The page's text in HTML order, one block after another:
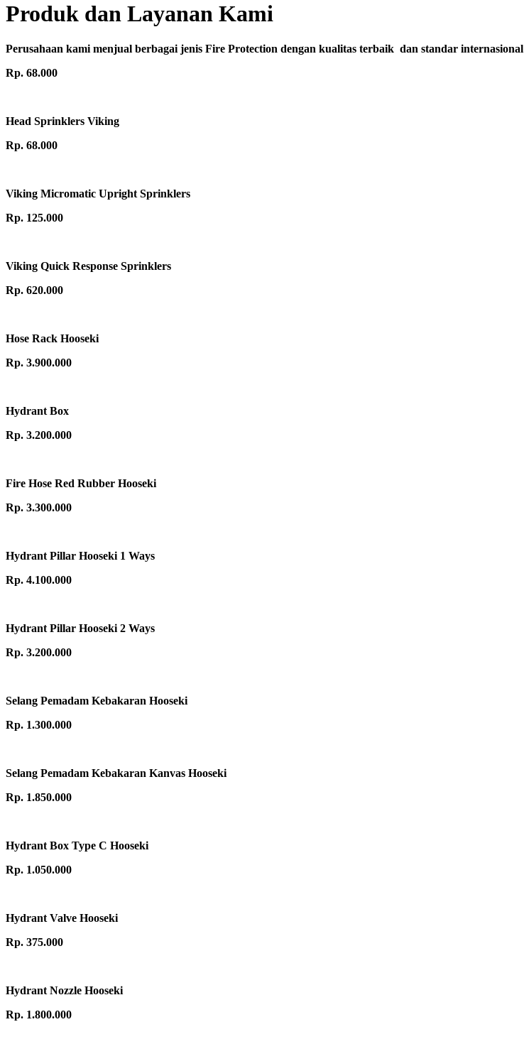
Produk dan Layanan Kami
Perusahaan kami menjual berbagai jenis Fire Protection dengan kualitas terbaik dan standar internasional
Rp. 68.000
Head Sprinklers Viking
Rp. 68.000
Viking Micromatic Upright Sprinklers
Rp. 125.000
Viking Quick Response Sprinklers
Rp. 620.000
Hose Rack Hooseki
Rp. 3.900.000
Hydrant Box
Rp. 3.200.000
Fire Hose Red Rubber Hooseki
Rp. 3.300.000
Hydrant Pillar Hooseki 1 Ways
Rp. 4.100.000
Hydrant Pillar Hooseki 2 Ways
Rp. 3.200.000
Selang Pemadam Kebakaran Hooseki
Rp. 1.300.000
Selang Pemadam Kebakaran Kanvas Hooseki
Rp. 1.850.000
Hydrant Box Type C Hooseki
Rp. 1.050.000
Hydrant Valve Hooseki
Rp. 375.000
Hydrant Nozzle Hooseki
Rp. 1.800.000